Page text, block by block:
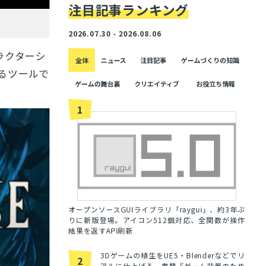
クターシ
ツールで
注目記事ランキング
2026.07.30 - 2026.08.06
全体 ニュース 注目記事 ゲームづくりの知識
ゲームの舞台裏 クリエイティブ お役立ち情報
1
オープンソースGUIライブラリ「raygui」、約3年ぶ
りに新版登場。アイコン512個対応、全関数が操作
結果を返すAPI刷新
2
3Dゲームの植生をUE5・Blenderなどでリ